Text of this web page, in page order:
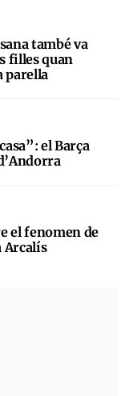
també va
filles quan
parella
el Barça
el fenomen de
Arcalís